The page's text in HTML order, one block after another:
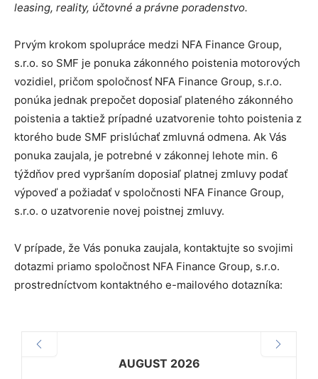
leasing, reality, účtovné a právne poradenstvo.
Prvým krokom spolupráce medzi NFA Finance Group,
s.r.o. so SMF je ponuka zákonného poistenia motorových
vozidiel, pričom spoločnosť NFA Finance Group, s.r.o.
ponúka jednak prepočet doposiaľ plateného zákonného
poistenia a taktiež prípadné uzatvorenie tohto poistenia z
ktorého bude SMF prislúchať zmluvná odmena. Ak Vás
ponuka zaujala, je potrebné v zákonnej lehote min. 6
týždňov pred vypršaním doposiaľ platnej zmluvy podať
výpoveď a požiadať v spoločnosti NFA Finance Group,
s.r.o. o uzatvorenie novej poistnej zmluvy.
V prípade, že Vás ponuka zaujala, kontaktujte so svojimi
dotazmi priamo spoločnost NFA Finance Group, s.r.o.
prostredníctvom kontaktného e-mailového dotazníka:
AUGUST 2026